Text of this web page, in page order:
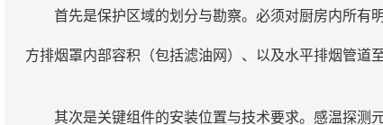
首先是保护区域的划分与勘察。必须对厨房内所有
方排烟罩内部容积（包括滤油网）、以及水平排烟管道
其次是关键组件的安装位置与技术要求。感温探测